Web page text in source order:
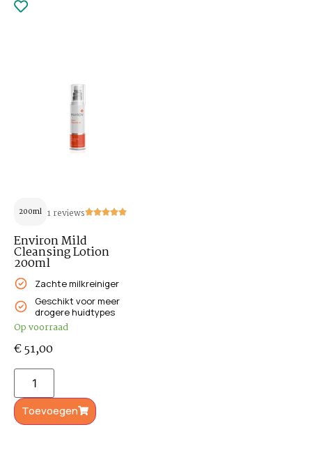
200ml 1 reviews
Environ Mild
Cleansing Lotion
200ml
Zachte milkreiniger
Geschikt voor meer
drogere huidtypes
Op voorraad
€51,00
Toevoegen